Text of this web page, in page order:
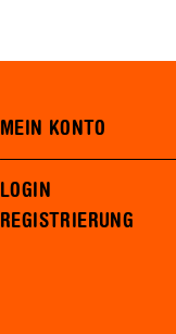
MEIN KONTO
LOGIN
REGISTRIERUNG